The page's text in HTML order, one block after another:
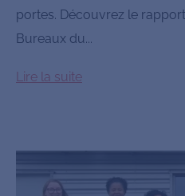
portes. Découvrez le rapport
Bureaux du...
Lire la suite